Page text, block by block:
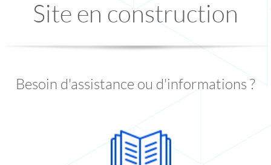
Site en construction
Besoin d'assistance ou d'informations ?